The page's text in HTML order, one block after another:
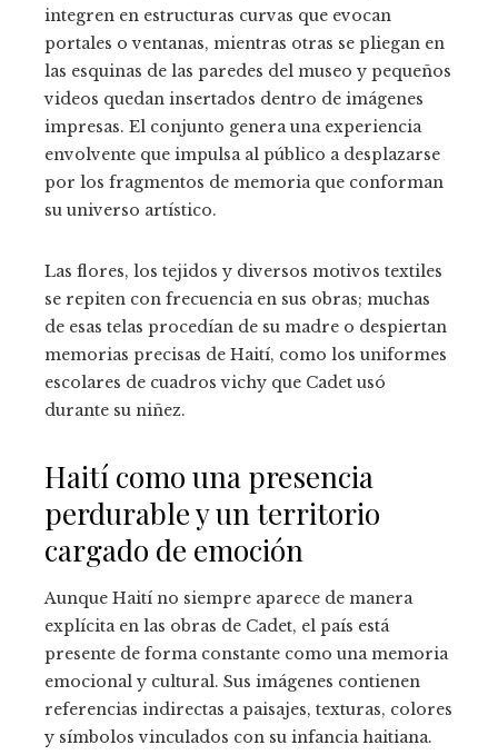
integren en estructuras curvas que evocan
portales o ventanas, mientras otras se pliegan en
las esquinas de las paredes del museo y pequeños
videos quedan insertados dentro de imágenes
impresas. El conjunto genera una experiencia
envolvente que impulsa al público a desplazarse
por los fragmentos de memoria que conforman
su universo artístico.
Las flores, los tejidos y diversos motivos textiles
se repiten con frecuencia en sus obras; muchas
de esas telas procedían de su madre o despiertan
memorias precisas de Haití, como los uniformes
escolares de cuadros vichy que Cadet usó
durante su niñez.
Haití como una presencia
perdurable y un territorio
cargado de emoción
Aunque Haití no siempre aparece de manera
explícita en las obras de Cadet, el país está
presente de forma constante como una memoria
emocional y cultural. Sus imágenes contienen
referencias indirectas a paisajes, texturas, colores
y símbolos vinculados con su infancia haitiana.